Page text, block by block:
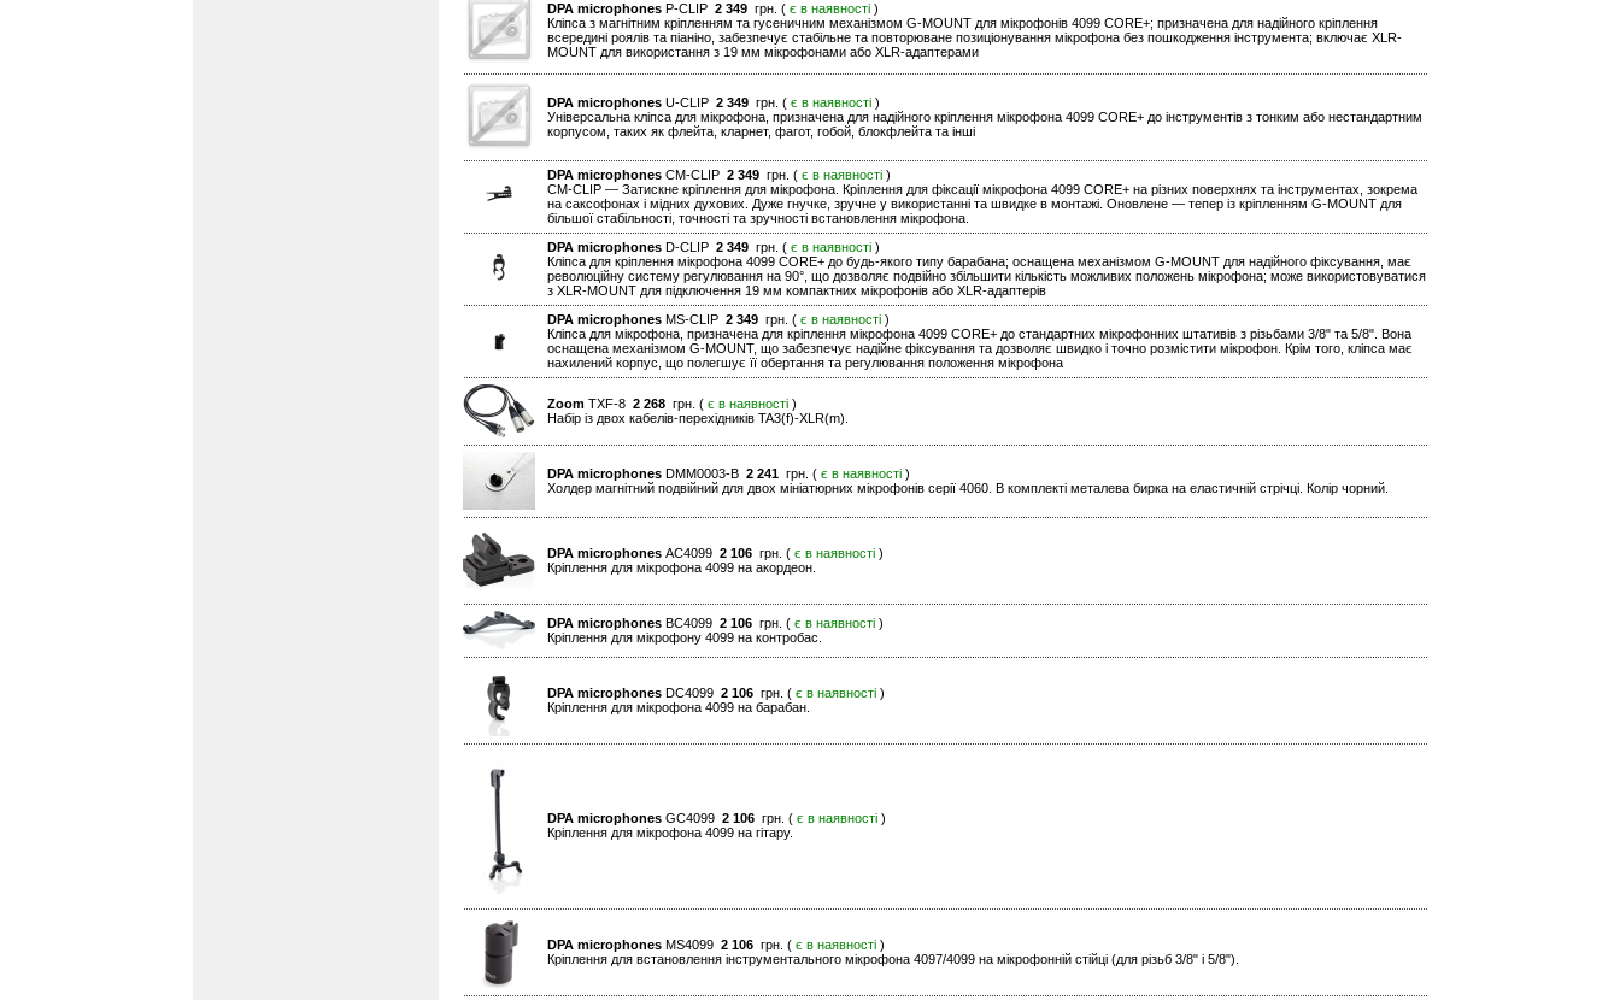
DPA microphones P-CLIP 2 349 грн. ( є в наявності )
Кліпса з магнітним кріпленням та гусеничним механізмом G-MOUNT для мікрофонів 4099 CORE+; призначена для надійного кріплення
всередині роялів та піаніно, забезпечує стабільне та повторюване позиціонування мікрофона без пошкодження інструмента; включає XLR-
MOUNT для використання з 19 мм мікрофонами або XLR-адаптерами
DPA microphones U-CLIP 2 349 грн. ( є в наявності )
Універсальна кліпса для мікрофона, призначена для надійного кріплення мікрофона 4099 CORE+ до інструментів з тонким або нестандартним
корпусом, таких як флейта, кларнет, фагот, гобой, блокфлейта та інші
DPA microphones CM-CLIP 2 349 грн. ( є в наявності )
CM-CLIP — Затискне кріплення для мікрофона. Кріплення для фіксації мікрофона 4099 CORE+ на різних поверхнях та інструментах, зокрема
на саксофонах і мідних духових. Дуже гнучке, зручне у використанні та швидке в монтажі. Оновлене — тепер із кріпленням G-MOUNT для
більшої стабільності, точності та зручності встановлення мікрофона.
DPA microphones D-CLIP 2 349 грн. ( є в наявності )
Кліпса для кріплення мікрофона 4099 CORE+ до будь-якого типу барабана; оснащена механізмом G-MOUNT для надійного фіксування, має
революційну систему регулювання на 90°, що дозволяє подвійно збільшити кількість можливих положень мікрофона; може використовуватися
з XLR-MOUNT для підключення 19 мм компактних мікрофонів або XLR-адаптерів
DPA microphones MS-CLIP 2 349 грн. ( є в наявності )
Кліпса для мікрофона, призначена для кріплення мікрофона 4099 CORE+ до стандартних мікрофонних штативів з різьбами 3/8" та 5/8". Вона
оснащена механізмом G-MOUNT, що забезпечує надійне фіксування та дозволяє швидко і точно розмістити мікрофон. Крім того, кліпса має
нахилений корпус, що полегшує її обертання та регулювання положення мікрофона
Zoom TXF-8 2 268 грн. ( є в наявності )
Набір із двох кабелів-перехідників TA3(f)-XLR(m).
DPA microphones DMM0003-B 2 241 грн. ( є в наявності )
Холдер магнітний подвійний для двох мініатюрних мікрофонів серії 4060. В комплекті металева бирка на еластичній стрічці. Колір чорний.
DPA microphones AC4099 2 106 грн. ( є в наявності )
Кріплення для мікрофона 4099 на акордеон.
DPA microphones BC4099 2 106 грн. ( є в наявності )
Кріплення для мікрофону 4099 на контробас.
DPA microphones DC4099 2 106 грн. ( є в наявності )
Кріплення для мікрофона 4099 на барабан.
DPA microphones GC4099 2 106 грн. ( є в наявності )
Кріплення для мікрофона 4099 на гітару.
DPA microphones MS4099 2 106 грн. ( є в наявності )
Кріплення для встановлення інструментального мікрофона 4097/4099 на мікрофонній стійці (для різьб 3/8" і 5/8").